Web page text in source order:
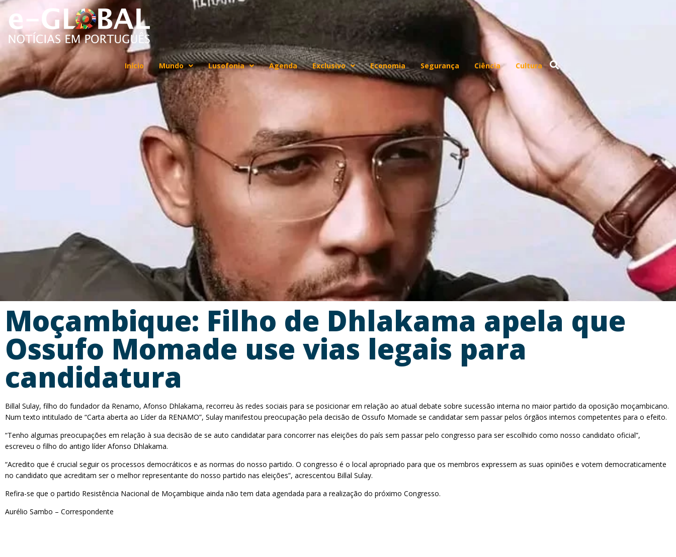
Início Mundo Lusofonia Agenda Exclusivo Economia Segurança Ciência Cultura
Moçambique: Filho de Dhlakama apela que
Ossufo Momade use vias legais para
candidatura
Billal Sulay, filho do fundador da Renamo, Afonso Dhlakama, recorreu às redes sociais para se posicionar em relação ao atual debate sobre sucessão interna no maior partido da oposição moçambicano.
Num texto intitulado de “Carta aberta ao Líder da RENAMO”, Sulay manifestou preocupação pela decisão de Ossufo Momade se candidatar sem passar pelos órgãos internos competentes para o efeito.
“Tenho algumas preocupações em relação à sua decisão de se auto candidatar para concorrer nas eleições do país sem passar pelo congresso para ser escolhido como nosso candidato oficial”,
escreveu o filho do antigo líder Afonso Dhlakama.
“Acredito que é crucial seguir os processos democráticos e as normas do nosso partido. O congresso é o local apropriado para que os membros expressem as suas opiniões e votem democraticamente
no candidato que acreditam ser o melhor representante do nosso partido nas eleições”, acrescentou Billal Sulay.
Refira-se que o partido Resistência Nacional de Moçambique ainda não tem data agendada para a realização do próximo Congresso.
Aurélio Sambo – Correspondente